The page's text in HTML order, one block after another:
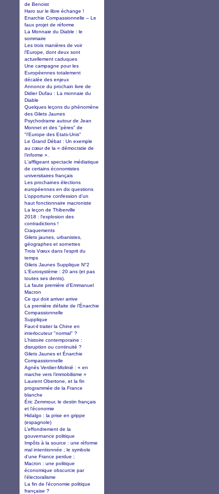
de Benoist
Haro sur le libre échange !
Enarchie Compassionnelle – Le
faux projet de réforme
La Monnaie du Diable : le
sommaire
Les trois manières de voir
l’Europe, dont deux sont
actuellement caduques
Une campagne pour les
Européennes totalement
décalée des enjeux
Annonce du prochain livre de
Didier Dufau : La monnaie du
Diable
Quelques leçons du phénomène
des Gilets Jaunes
Psychodrame autour de Jean
Monnet et des "pères" de
"l'Europe des Etats-Unis"
Le Grand Débat : Un exemple
au cœur de la « démocratie de
l’informe ».
L'affligeant spectacle médiatique
de certains économistes
universitaires français
Les prochaines élections
européennes en dix questions
L’opportune confession d’un
haut fonctionnaire macroniste
La leçon de Thiberville
2018 : l’explosion des
contradictions !
Craquements
Gilets jaunes, urbanistes,
géographes et sornettes
Trois Vœux dans l’esprit du
temps
Gilets Jaunes Supplique N°2
L'Eurosystème : 20 ans (et pas
toutes ses dents).
La faute première d’Emmanuel
Macron
Ce qui doit arriver arrive
La première défaite de l’Énarchie
Compassionnelle
Supplique
Faut-il traiter la Chine en
interlocuteur "normal" ?
L’histoire contemporaine :
disruption ou continuité ?
Gilets Jaunes et Énarchie
Compassionnelle
Agnès Verdier-Molinié : « en
marche vers l’immobilisme »
Laurent Obertone, et la fin
programmée de la France
blanche
Éric Zemmour, le destin français
et l’économie
Hidalgo : la prise en grippe
(espagnole)
L’effondrement de la
gouvernance politique
Impôts à la source : une réforme
mal intentionnée ; le symbole
d’une France perdue ;
Macron : une politique
économique obscurcie par
l’électoralisme
La fin de l'économie politique
française ?